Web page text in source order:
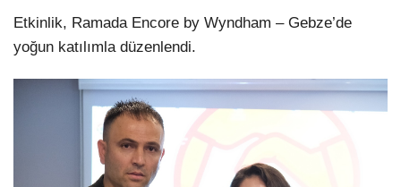
Etkinlik, Ramada Encore by Wyndham – Gebze’de
yoğun katılımla düzenlendi.